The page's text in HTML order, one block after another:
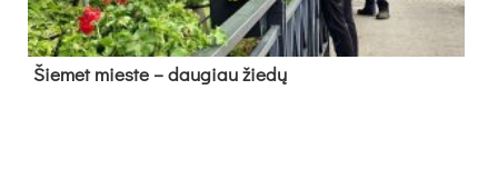
Šie­met mies­te – dau­giau žie­dų